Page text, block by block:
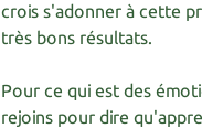
crois s'adonner à cette
très bons résultats.
Pour ce qui est des
rejoins pour dire